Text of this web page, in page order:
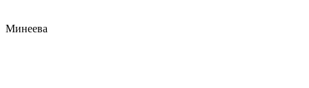
Минеева